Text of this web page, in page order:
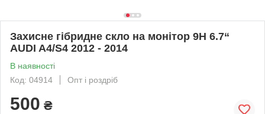
Захисне гібридне скло на монітор 9H 6.7“
AUDI A4/S4 2012 - 2014
В наявності
Код: 04914
Опт і роздріб
500 ₴